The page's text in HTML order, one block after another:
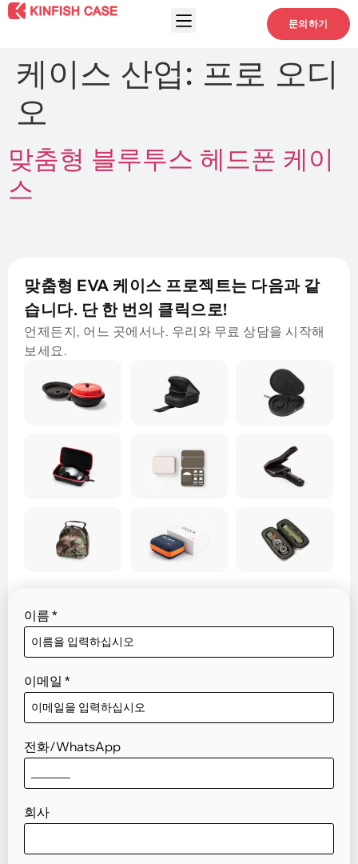
문의하기
케이스 산업: 프로 오디
오
맞춤형 블루투스 헤드폰 케이
스
이름 *
이메일 *
전화/WhatsApp
회사
맞춤형 EVA 케이스 프로젝트는 다음과 같
습니다. 단 한 번의 클릭으로!
언제든지, 어느 곳에서나. 우리와 무료 상담을 시작해
보세요.